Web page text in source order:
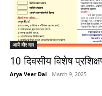
आर्य वीर दल
10 दिवसीय विशेष
Arya Veer Dal - March 9, 2025